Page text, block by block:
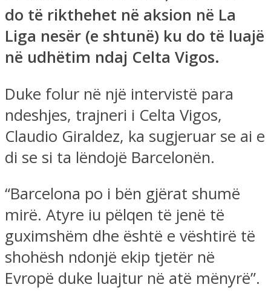
do të rikthehet në aksion në La
Liga nesër (e shtunë) ku do të luajë
në udhëtim ndaj Celta Vigos.
Duke folur në një intervistë para
ndeshjes, trajneri i Celta Vigos,
Claudio Giraldez, ka sugjeruar se ai e
di se si ta lëndojë Barcelonën.
“Barcelona po i bën gjërat shumë
mirë. Atyre iu pëlqen të jenë të
guximshëm dhe është e vështirë të
shohësh ndonjë ekip tjetër në
Evropë duke luajtur në atë mënyrë”.